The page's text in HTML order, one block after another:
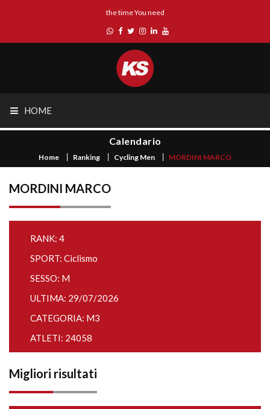
the time You need
HOME
Calendario
Home Ranking Cycling Men MORDINI MARCO
MORDINI MARCO
RANK: 4
SPORT: Ciclismo
SESSO: M
ULTIMA: 29/07/2026
CATEGORIA: M3
ATLETI: 24058
Migliori risultati